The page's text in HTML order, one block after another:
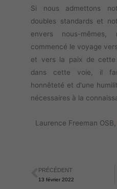
Si nous admettons
doubles standards et
envers nous-mêmes,
commencé le voyage
et vers la paix de cette
dans cette voie, il
honnêteté et d'une
nécessaires à la
Laurence Freeman OSB,
Précédent
PRÉCÉDENT
13 février 2022